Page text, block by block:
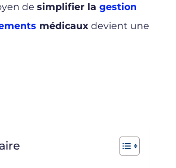
de simplifier la gestion
médicauxdevient une